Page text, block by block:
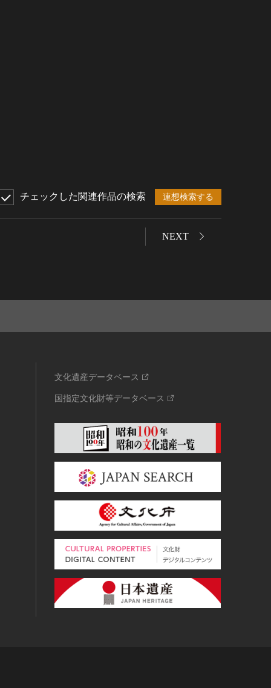
チェックした関連作品の検索 連想検索する
NEXT
文化遺産データベース
国指定文化財等データベース